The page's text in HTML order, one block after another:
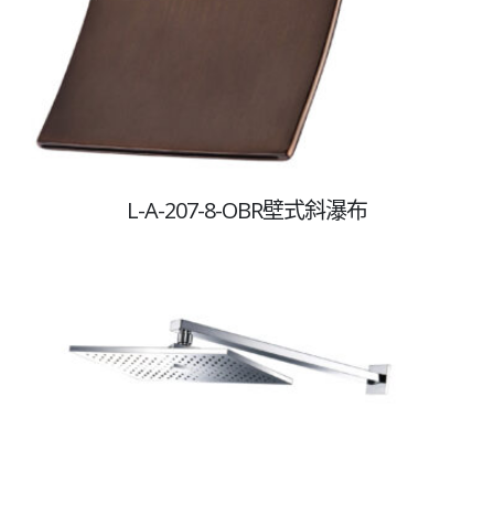
L-A-207-8-OBR壁式斜瀑布